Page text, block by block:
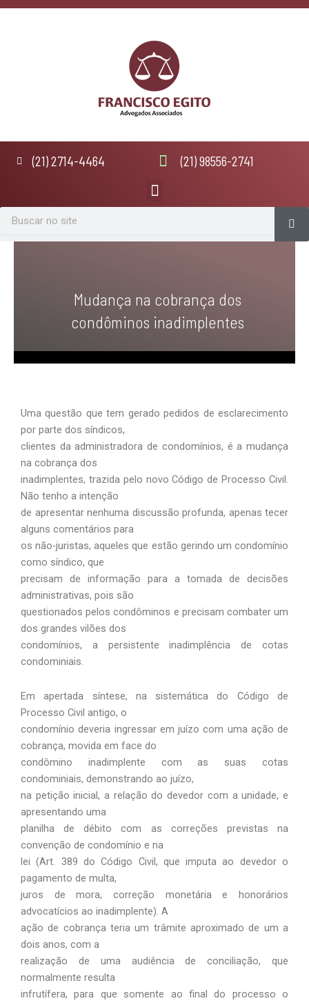
Ir
(21) 2714-4464 (21) 98556-2741
Mudança na cobrança dos
condôminos inadimplentes
Uma questão que tem gerado pedidos de esclarecimento
por parte dos síndicos,
clientes da administradora de condomínios, é a mudança
na cobrança dos
inadimplentes, trazida pelo novo Código de Processo Civil.
Não tenho a intenção
de apresentar nenhuma discussão profunda, apenas tecer
alguns comentários para
os não-juristas, aqueles que estão gerindo um condomínio
como síndico, que
precisam de informação para a tomada de decisões
administrativas, pois são
questionados pelos condôminos e precisam combater um
dos grandes vilões dos
condomínios, a persistente inadimplência de cotas
condominiais.
Em apertada síntese, na sistemática do Código de
Processo Civil antigo, o
condomínio deveria ingressar em juízo com uma ação de
cobrança, movida em face do
condômino inadimplente com as suas cotas
condominiais, demonstrando ao juízo,
na petição inicial, a relação do devedor com a unidade, e
apresentando uma
planilha de débito com as correções previstas na
convenção de condomínio e na
lei (Art. 389 do Código Civil, que imputa ao devedor o
pagamento de multa,
juros de mora, correção monetária e honorários
advocatícios ao inadimplente). A
ação de cobrança teria um trâmite aproximado de um a
dois anos, com a
realização de uma audiência de conciliação, que
normalmente resulta
infrutífera, para que somente ao final do processo o